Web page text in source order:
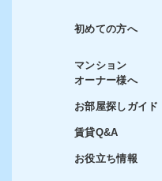
初めての方へ
マンション
オーナー様へ
お部屋探しガイド
賃貸Q&A
お役立ち情報